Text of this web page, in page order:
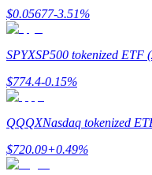
Информация
Анализ больших
$0.05677-3.51%
SPYXSP500 tokenized ETF
$774.4-0.15%
QQQXNasdaq tokenized
$720.09+0.49%